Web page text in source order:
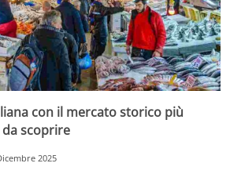
con il mercato storico più
scoprire
2025